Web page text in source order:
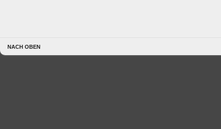
NACH OBEN